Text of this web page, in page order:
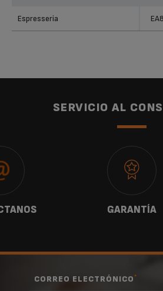
Espresseria
SERVICIO AL
GARANTÍA
CORREO ELECTRÓNICO*